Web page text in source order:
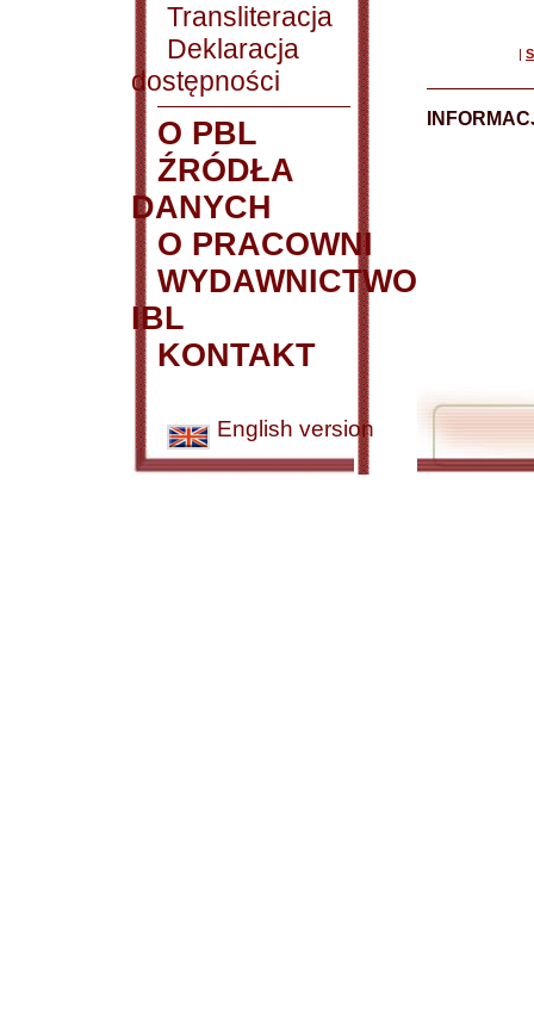
Transliteracja
Deklaracja
dostępności
O PBL
ŹRÓDŁA
DANYCH
O PRACOWNI
WYDAWNICTWO
IBL
KONTAKT
English version
|